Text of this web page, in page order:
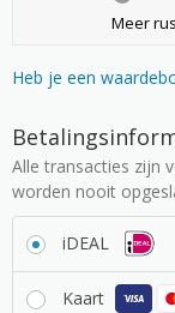
Meer
Heb je een
Alle transacties zijn
worden nooit
iDEAL
Kaart